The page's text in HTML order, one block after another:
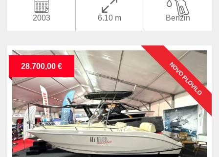
2003 6.10 m Benzin
28.700,00 € NOVO PLOVILO